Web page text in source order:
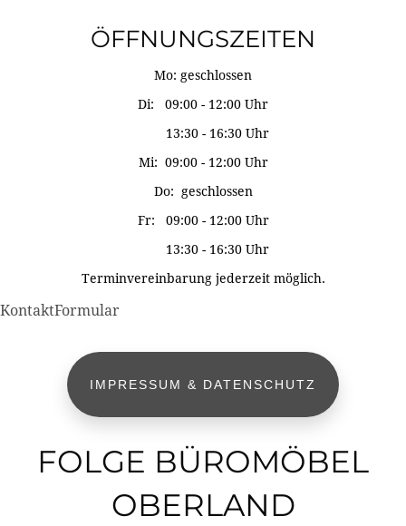
ÖFFNUNGSZEITEN
Mo: geschlossen
Di: 09:00 - 12:00 Uhr
13:30 - 16:30 Uhr
Mi: 09:00 - 12:00 Uhr
Do: geschlossen
Fr: 09:00 - 12:00 Uhr
13:30 - 16:30 Uhr
Terminvereinbarung jederzeit möglich.
KontaktFormular
IMPRESSUM & DATENSCHUTZ
FOLGE BÜROMÖBEL
OBERLAND